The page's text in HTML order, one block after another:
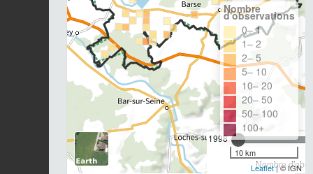
1998
Nombre
Nombre
d'observations
0– 1
1– 2
2– 5
5– 10
10– 20
20– 50
50– 100
100+
10 km
Leaflet| © IGN